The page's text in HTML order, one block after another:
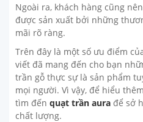
Ngoài ra, khách hàng cũng
được sản xuất bởi những
mãi rõ ràng.
Trên đây là một số ưu điểm
viết đã mang đến cho bạn
trần gỗ thực sự là sản phẩm
mọi người. Vì vậy, để hiểu
tìm đến quạt trần aura để sở
chất lượng.